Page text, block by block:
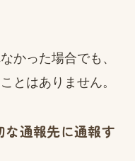
かった場合でも、
とはありません。
通報先に通報す